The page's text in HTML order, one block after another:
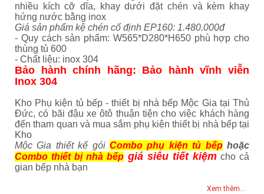
nhiều kích cỡ dĩa, khay dưới đặt chén và kèm khay
hứng nước bằng inox
Giá sản phẩm kệ chén cố định EP160: 1.480.000đ
- Quy cách sản phẩm: W565*D280*H650 phù hợp cho
thùng tủ 600
- Chất liệu: inox 304
Bảo hành chính hãng: Bảo hành vĩnh viễn
Inox 304
Kho Phụ kiện tủ bếp - thiết bị nhà bếp Mộc Gia tại Thủ
Đức, có bãi đậu xe ôtô thuận tiện cho việc khách hàng
đến tham quan và mua sắm phụ kiện thiết bị nhà bếp tại
Kho
Mộc Gia thiết kế gói Combo phụ kiện tủ bếphoặc
Combo thiết bị nhà bếp giá siêu tiết kiệm cho cả
gian bếp nhà bạn
Xem thêm...